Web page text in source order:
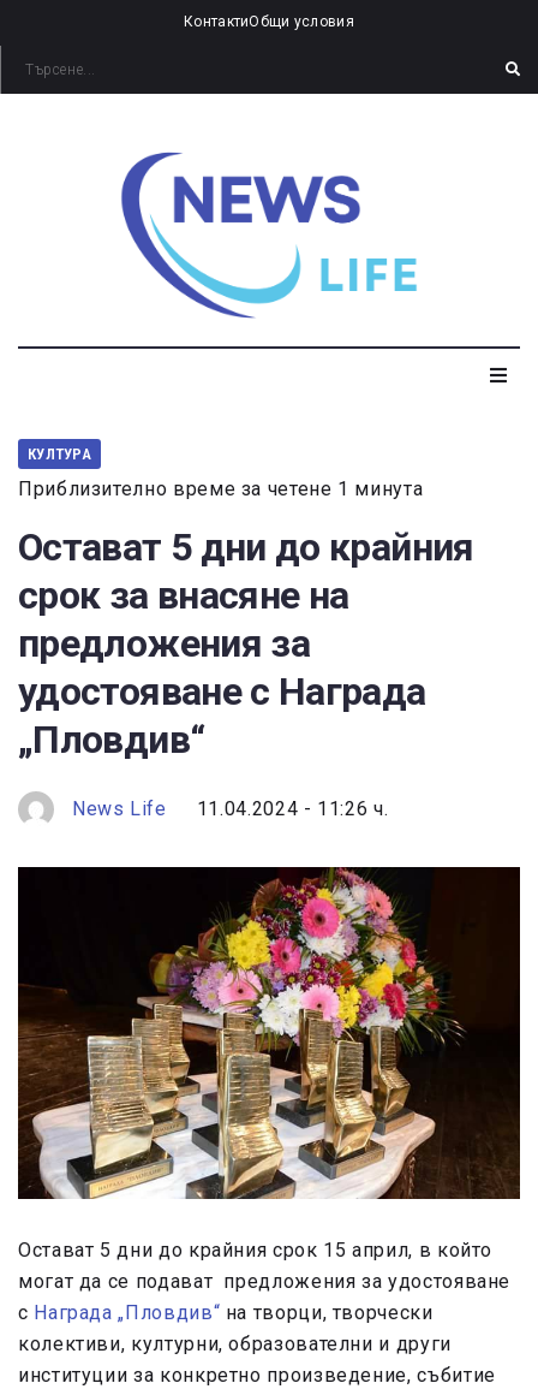
КонтактиОбщи условия
КУЛТУРА
Приблизително време за четене 1 минута
Остават 5 дни до крайния
срок за внасяне на
предложения за
удостояване с Награда
„Пловдив“
News Life 11.04.2024 - 11:26 ч.
Остават 5 дни до крайния срок 15 април, в който
могат да се подават предложения за удостояване
с Награда „Пловдив“ на творци, творчески
колективи, културни, образователни и други
институции за конкретно произведение, събитие